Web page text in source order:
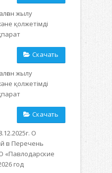
жылу
қолжетімді
Скачать
жылу
қолжетімді
Скачать
О
в Перечень
«Павлодарские
год